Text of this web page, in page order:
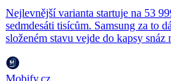
Nejlevnější varianta startuje na 53
sedmdesáti tisícům. Samsung za to
složeném stavu vejde do kapsy
Mobify.cz